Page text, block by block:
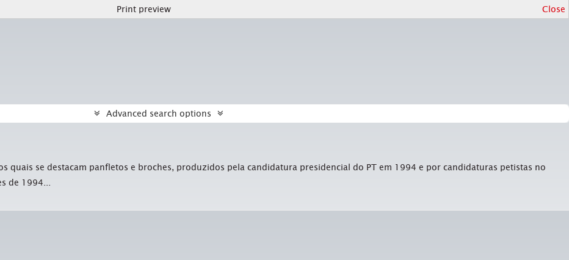
Print preview Close
Advanced search options
quais se destacam panfletos e broches, produzidos pela candidatura presidencial do PT em 1994 e por candidaturas petistas no
de 1994...